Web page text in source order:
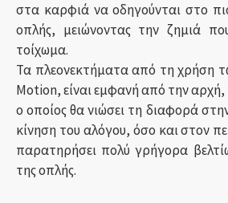
στα καρφιά να οδηγούνται στο
οπλής, μειώνοντας την ζημιά
τοίχωμα.
Τα πλεονεκτήματα από τη χρήση
Motion, είναι εμφανή από την
ο οποίος θα νιώσει τη διαφορά
κίνηση του αλόγου, όσο και στον
παρατηρήσει πολύ γρήγορα
της οπλής.